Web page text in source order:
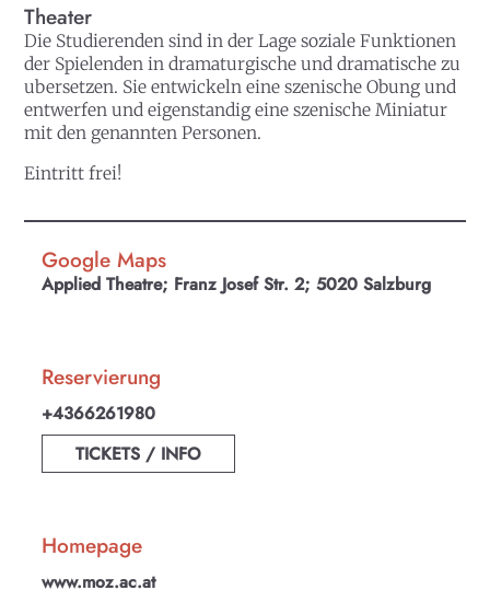
Theater
Die Studierenden sind in der Lage soziale Funktionen
der Spielenden in dramaturgische und dramatische zu
ubersetzen. Sie entwickeln eine szenische Obung und
entwerfen und eigenstandig eine szenische Miniatur
mit den genannten Personen.
Eintritt frei!
Google Maps
Applied Theatre; Franz Josef Str. 2; 5020 Salzburg
Reservierung
+4366261980
TICKETS / INFO
Homepage
www.moz.ac.at